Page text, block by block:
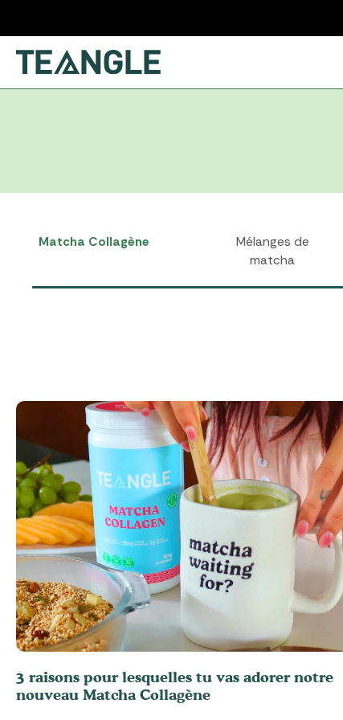
contenu
Matcha Collagène
Mélanges de
matcha
3 raisons pour lesquelles tu vas adorer notre
nouveau Matcha Collagène